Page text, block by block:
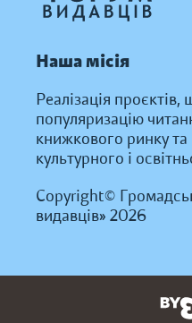
Наша місія
Реалізація
популяризацію
книжкового ринку
культурного і
Copyright©
видавців» 2026